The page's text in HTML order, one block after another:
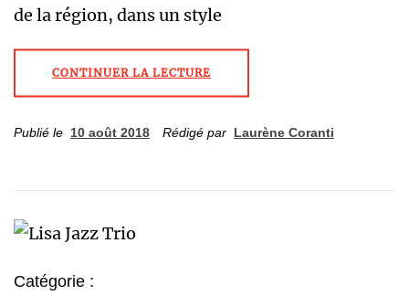
de la région, dans un style
CONTINUER LA LECTURE
Publié le 10 août 2018 Rédigé par Laurène Coranti
Catégorie :